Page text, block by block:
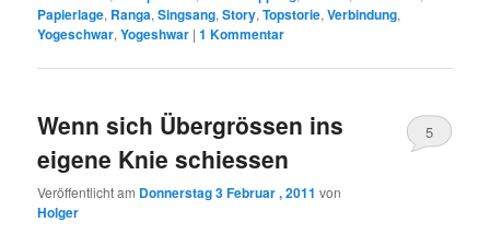
Papierlage, Ranga,Singsang,Story,Topstorie,Verbindung,
Yogeschwar,Yogeshwar |1 Kommentar
Wenn sich Übergrössen ins
eigene Knie schiessen
Veröffentlicht am Donnerstag 3 Februar , 2011 von
Holger
5